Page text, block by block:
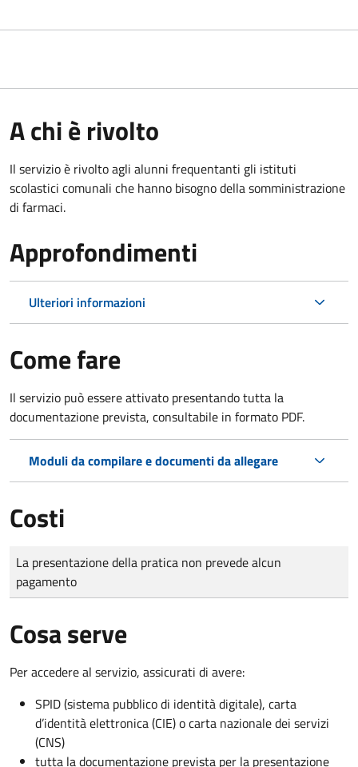
A chi è rivolto
Il servizio è rivolto agli alunni frequentanti gli istituti
scolastici comunali che hanno bisogno della somministrazione
di farmaci.
Approfondimenti
Ulteriori informazioni
Come fare
Il servizio può essere attivato presentando tutta la
documentazione prevista, consultabile in formato PDF.
Moduli da compilare e documenti da allegare
Costi
Tipo di pagamento
Importo
La presentazione della pratica non prevede alcun
pagamento
Cosa serve
Per accedere al servizio, assicurati di avere:
SPID (sistema pubblico di identità digitale), carta
d’identità elettronica (CIE) o carta nazionale dei servizi
(CNS)
tutta la documentazione prevista per la presentazione